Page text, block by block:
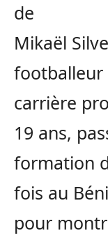
de
Mikaël
footballeur
carrière
19 ans,
formation
fois au
pour